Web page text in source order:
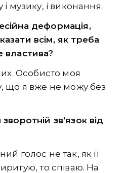
і музику, і виконання.
деформація,
всім, як треба
властива?
Особисто моя
що я вже не можу без
зв’язок від
голос не так, як її
то співаю. На